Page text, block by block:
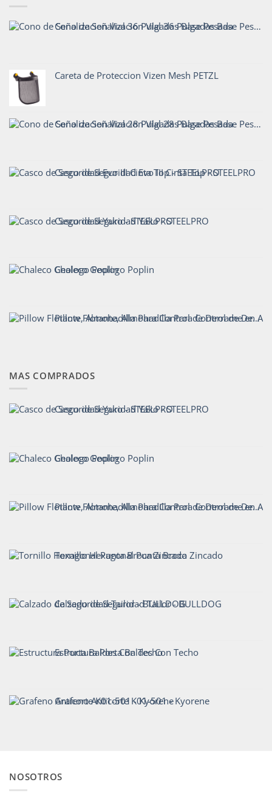
Cono de Señalizacion Vial 36 Pulgadas Base Pesada
Careta de Proteccion Vizen Mesh PETZL
Cono de Señalizacion Vial 28 Pulgadas Base Pesada
Casco de Seguridad Evo III Cinta Top - STEELPRO
Casco de Seguridad Yako - STEELPRO
Chaleco Geologo Poplin
Pillow Flotante, Almohadilla Para Control de Derrame en Agua - CrunchOil
MAS COMPRADOS
Casco de Seguridad Yako - STEELPRO
Chaleco Geologo Poplin
Pillow Flotante, Almohadilla Para Control de Derrame en Agua - CrunchOil
Tornillo Hexagonal Punta Broca Zincado
Calzado de Seguridad Tailor - BULLDOG
Estructura Porta Baldes Con Techo
Grafeno Anticorte K01-501 - Kyorene
NOSOTROS